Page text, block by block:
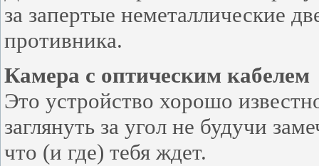
за запертые неметаллические
противника.
Камера с оптическим кабелем
Это устройство хорошо
заглянуть за угол не будучи
что (и где) тебя ждет.